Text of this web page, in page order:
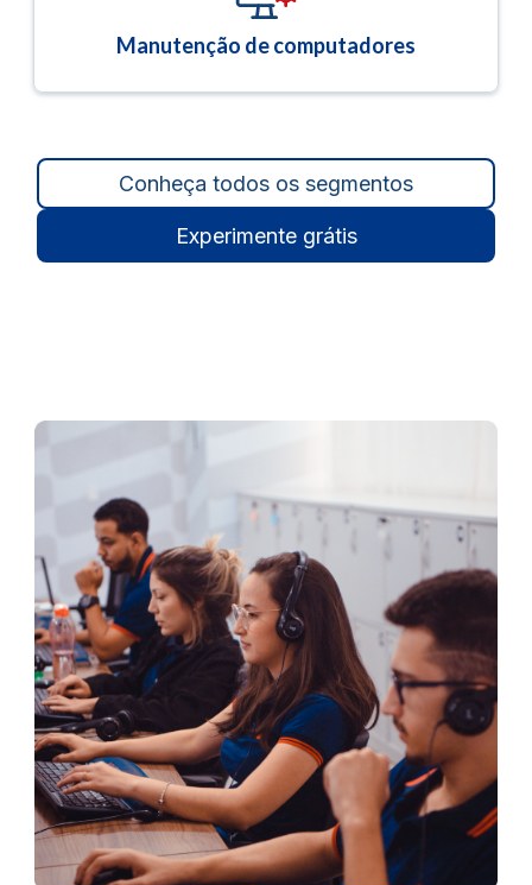
Manutenção de computadores
Conheça todos os segmentos
Experimente grátis